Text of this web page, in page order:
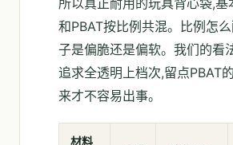
和PBAT按比例共混。比例怎
子是偏脆还是偏软。我们的看
追求全透明上档次,留点PBAT
来才不容易出事。
材料